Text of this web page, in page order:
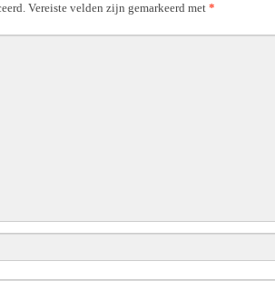
Vereiste velden zijn gemarkeerd met *